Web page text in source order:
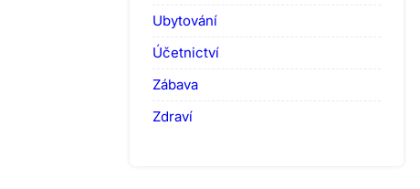
Ubytování
Účetnictví
Zábava
Zdraví